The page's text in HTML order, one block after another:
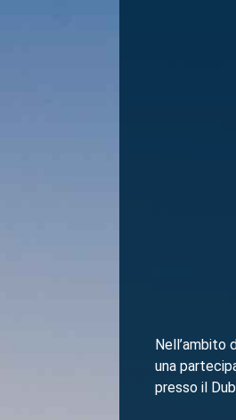
Nell’ambito
una
presso il